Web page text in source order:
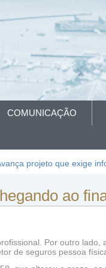
COMUNICAÇÃO
projeto que exige
ao
Por outro lado,
de seguros pessoa